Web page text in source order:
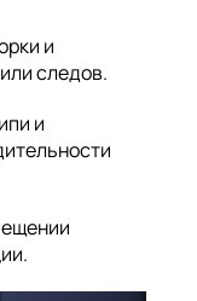
и
следов.
и